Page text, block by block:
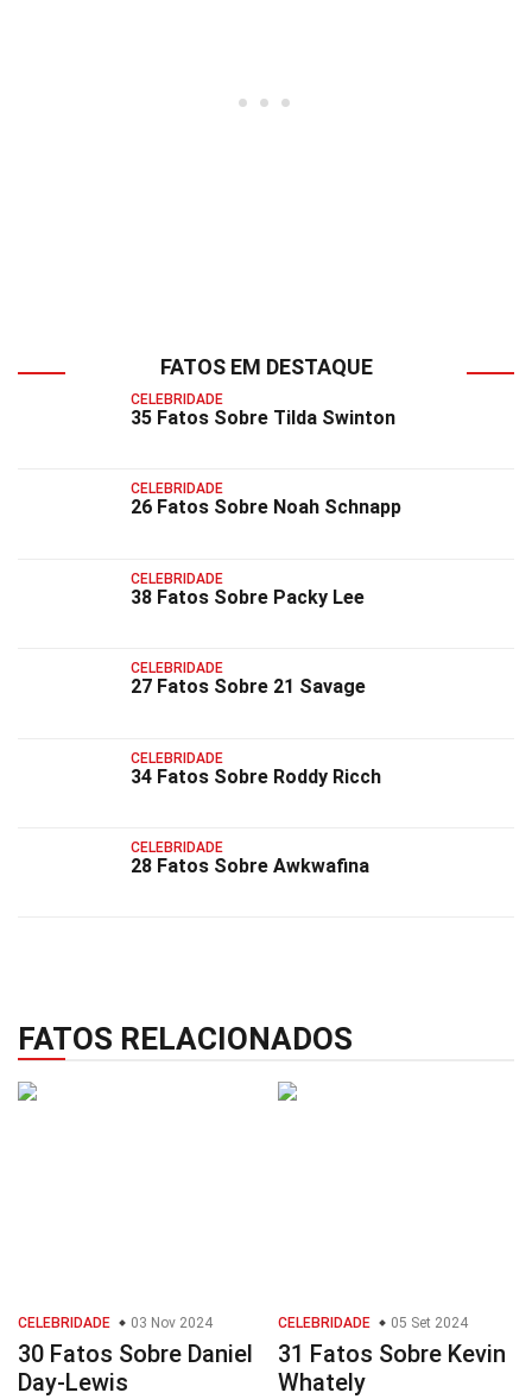
FATOS EM DESTAQUE
CELEBRIDADE
35 Fatos Sobre Tilda Swinton
CELEBRIDADE
26 Fatos Sobre Noah Schnapp
CELEBRIDADE
38 Fatos Sobre Packy Lee
CELEBRIDADE
27 Fatos Sobre 21 Savage
CELEBRIDADE
34 Fatos Sobre Roddy Ricch
CELEBRIDADE
28 Fatos Sobre Awkwafina
FATOS RELACIONADOS
CELEBRIDADE 03 Nov 2024
30 Fatos Sobre Daniel
Day-Lewis
CELEBRIDADE 05 Set 2024
31 Fatos Sobre Kevin
Whately